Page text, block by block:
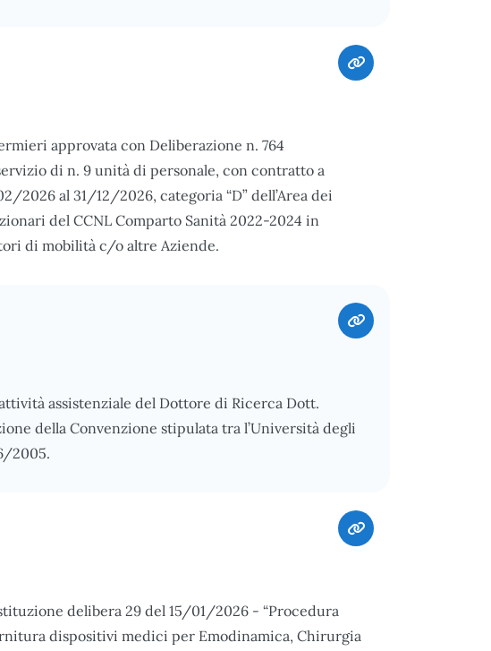
approvata con Deliberazione n. 764
di n. 9 unità di personale, con contratto a
2026 al 31/12/2026, categoria “D” dell’Area dei
del CCNL Comparto Sanità 2022-2024 in
di mobilità c/o altre Aziende.
assistenziale del Dottore di Ricerca Dott.
della Convenzione stipulata tra l’Università degli
2005.
delibera 29 del 15/01/2026 - “Procedura
dispositivi medici per Emodinamica, Chirurgia